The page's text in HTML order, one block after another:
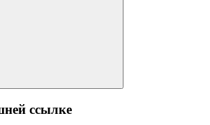
ссылке